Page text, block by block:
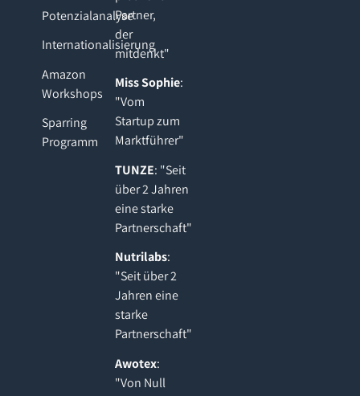
Potenzialanalyse
Internationalisierung
Amazon
Workshops
Sparring
Programm
Partner,
der
mitdenkt"
Miss Sophie:
"Vom
Startup zum
Marktführer"
TUNZE: "Seit
über 2 Jahren
eine starke
Partnerschaft"
Nutrilabs:
"Seit über 2
Jahren eine
starke
Partnerschaft"
Awotex:
"Von Null